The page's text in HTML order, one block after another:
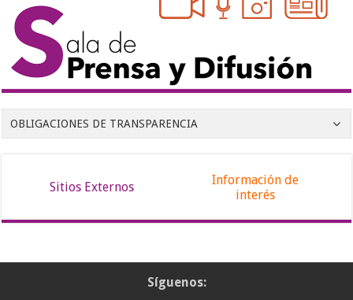
OBLIGACIONES DE TRANSPARENCIA
Sitios Externos
Información de
interés
Síguenos: